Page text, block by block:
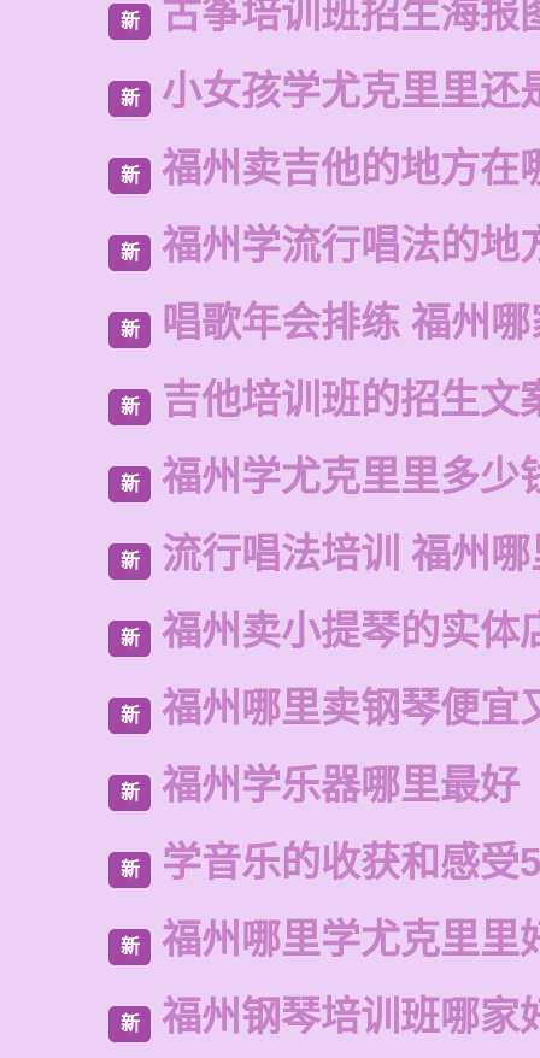
新 古筝培训班招生海报
新 小女孩学尤克里里还
新 福州卖吉他的地方在
新 福州学流行唱法的地
新 唱歌年会排练 福州
新 吉他培训班的招生文
新 福州学尤克里里多少
新 流行唱法培训 福州
新 福州卖小提琴的实体
新 福州哪里卖钢琴便宜
新 福州学乐器哪里最好
新 学音乐的收获和感受
新 福州哪里学尤克里里
新 福州钢琴培训班哪家